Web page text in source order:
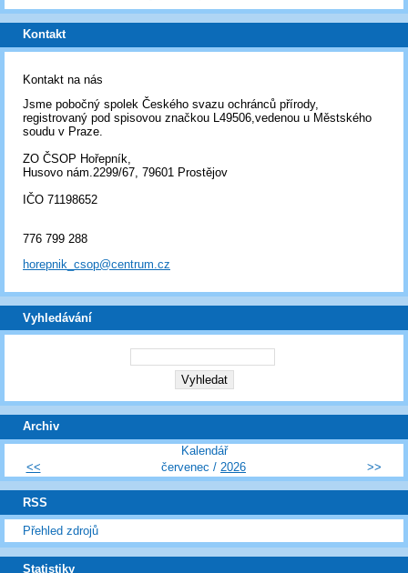
Kontakt
Kontakt na nás
Jsme pobočný spolek Českého svazu ochránců přírody,
registrovaný pod spisovou značkou L49506,vedenou u Městského
soudu v Praze.
ZO ČSOP Hořepník,
Husovo nám.2299/67, 79601 Prostějov
IČO 71198652
776 799 288
horepnik_csop@centrum.cz
Vyhledávání
Archiv
Kalendář
<<
červenec / 2026 >>
RSS
Přehled zdrojů
Statistiky